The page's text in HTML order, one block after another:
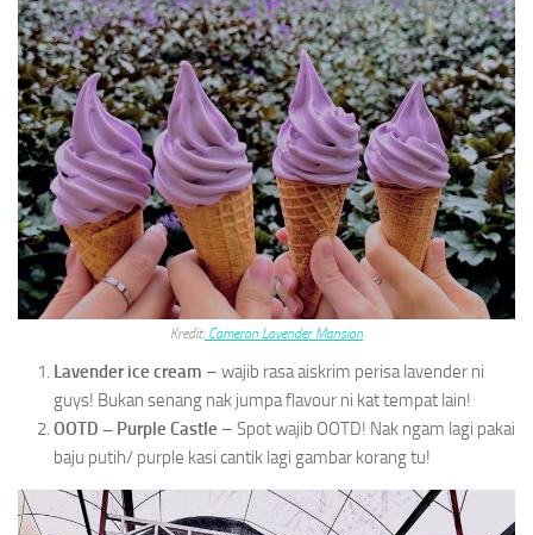
Kredit:Cameron Lavender Mansion
Lavender ice cream – wajib rasa aiskrim perisa lavender ni
guys! Bukan senang nak jumpa flavour ni kat tempat lain!
OOTD – Purple Castle – Spot wajib OOTD! Nak ngam lagi pakai
baju putih/ purple kasi cantik lagi gambar korang tu!